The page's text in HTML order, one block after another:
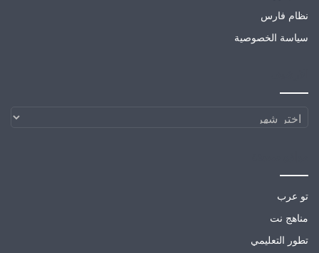
نظام فارس
سياسة الخصوصية
الارشيف
تو عرب
مناهج نت
تطور التعليمي